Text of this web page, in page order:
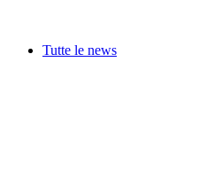
Tutte le news